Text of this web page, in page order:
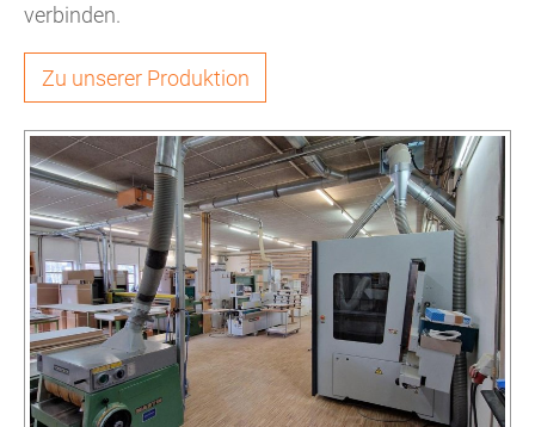
verbinden.
Zu unserer Produktion